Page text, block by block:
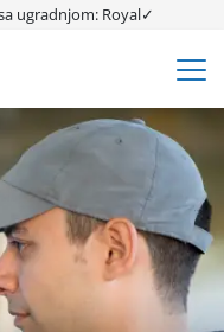
ugradnjom: Royal✓